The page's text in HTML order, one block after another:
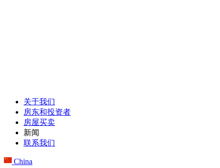
关于我们
房东和投资者
房屋买卖
新闻
联系我们
China